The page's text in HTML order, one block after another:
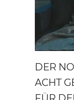
DER
ACHT